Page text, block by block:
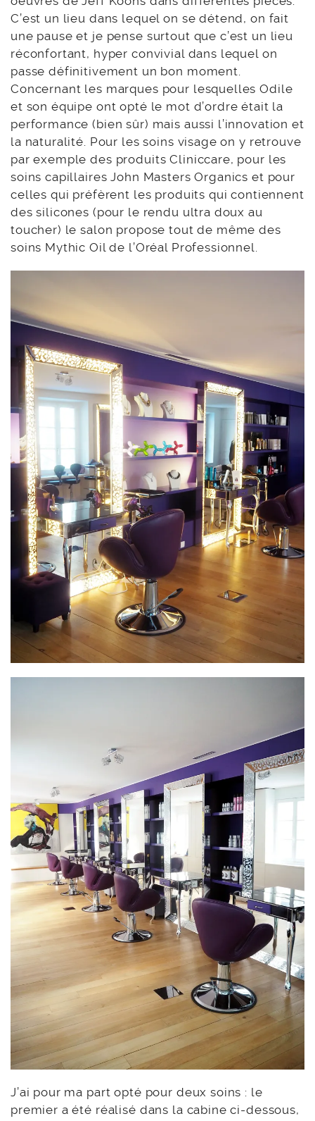
C’est un lieu dans lequel on se détend, on fait
une pause et je pense surtout que c’est un lieu
réconfortant, hyper convivial dans lequel on
passe définitivement un bon moment.
Concernant les marques pour lesquelles Odile
et son équipe ont opté le mot d’ordre était la
performance (bien sûr) mais aussi l’innovation et
la naturalité. Pour les soins visage on y retrouve
par exemple des produits Cliniccare, pour les
soins capillaires John Masters Organics et pour
celles qui préfèrent les produits qui contiennent
des silicones (pour le rendu ultra doux au
toucher) le salon propose tout de même des
soins Mythic Oil de l’Oréal Professionnel.
J’ai pour ma part opté pour deux soins : le
premier a été réalisé dans la cabine ci-dessous,